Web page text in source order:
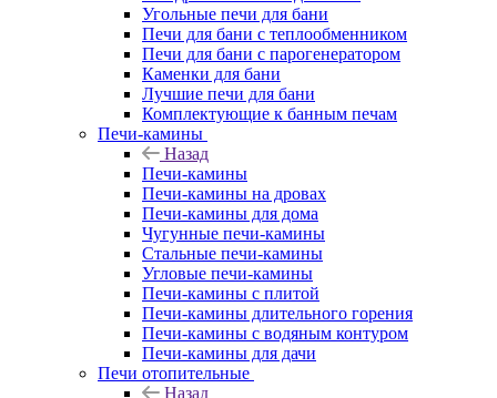
Угольные печи для бани
Печи для бани с теплообменником
Печи для бани с парогенератором
Каменки для бани
Лучшие печи для бани
Комплектующие к банным печам
Печи-камины
Назад
Печи-камины
Печи-камины на дровах
Печи-камины для дома
Чугунные печи-камины
Стальные печи-камины
Угловые печи-камины
Печи-камины с плитой
Печи-камины длительного горения
Печи-камины с водяным контуром
Печи-камины для дачи
Печи отопительные
Назад